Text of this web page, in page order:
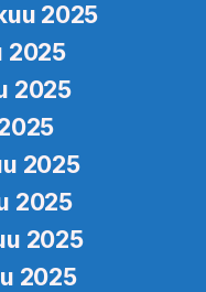
2025
2025
2025
2025
2025
2025
2025